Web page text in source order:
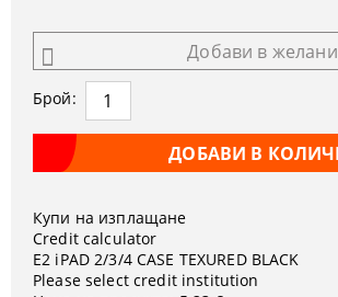
Добави в желани
Брой:
Купи на изплащане
Credit calculator
Е2 iPAD 2/3/4 CASE TEXURED BLACK
Please select credit institution